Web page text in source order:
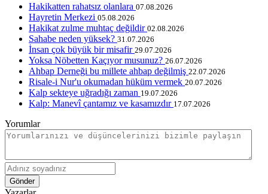
Hakikatten rahatsız olanlara 07.08.2026
Hayretin Merkezi 05.08.2026
Hakikat zulme muhtaç değildir 02.08.2026
Sahabe neden yüksek? 31.07.2026
İnsan çok büyük bir misafir 29.07.2026
Yoksa Nöbetten Kaçıyor musunuz? 26.07.2026
Ahbap Derneği bu millete ahbap değilmiş 22.07.2026
Risale-i Nur'u okumadan hüküm vermek 20.07.2026
Kalp sekteye uğradığı zaman 19.07.2026
Kalp: Manevî çantamız ve kasamızdır 17.07.2026
Yorumlar
Gönder